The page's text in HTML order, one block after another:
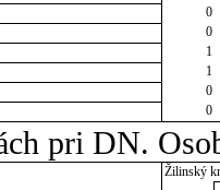
0
0
1
1
0
0
pri DN.
Žilinský